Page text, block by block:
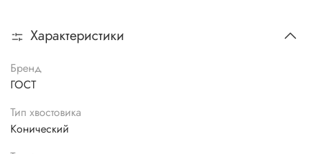
Характеристики
Бренд
ГОСТ
Тип хвостовика
Конический